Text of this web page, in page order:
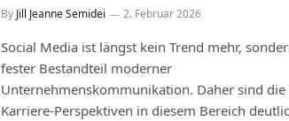
By Jill Jeanne Semidei 2. Februar 2026
Social Media ist längst kein Trend mehr,
fester Bestandteil moderner
Unternehmenskommunikation. Daher sind die
Karriere-Perspektiven in diesem Bereich